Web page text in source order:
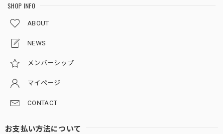
SHOP INFO
ABOUT
NEWS
メンバーシップ
マイページ
CONTACT
お支払い方法について